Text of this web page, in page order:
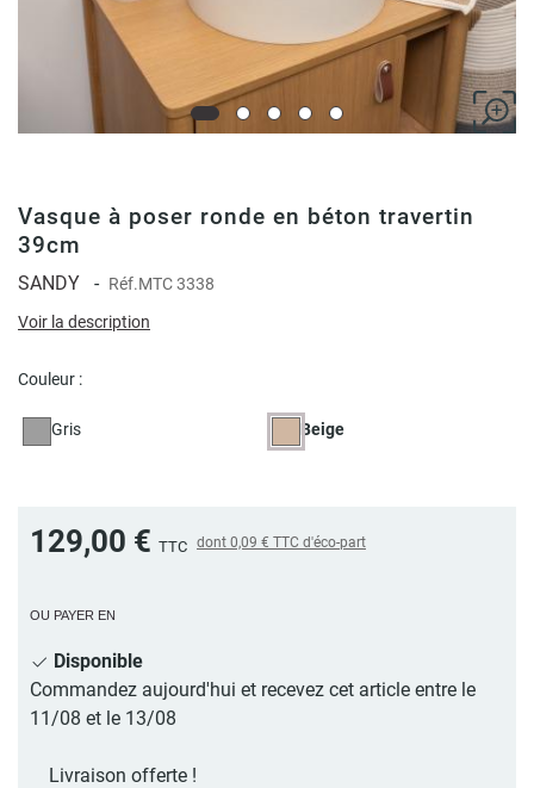
Vasque à poser ronde en béton travertin
39cm
SANDY - Réf.MTC 3338
Voir la description
Couleur :
Gris Beige
129,00 € TTC dont 0,09 € TTC d'éco-part
OU PAYER EN
Disponible
Commandez aujourd'hui et recevez cet article entre le
11/08 et le 13/08
Livraison offerte !